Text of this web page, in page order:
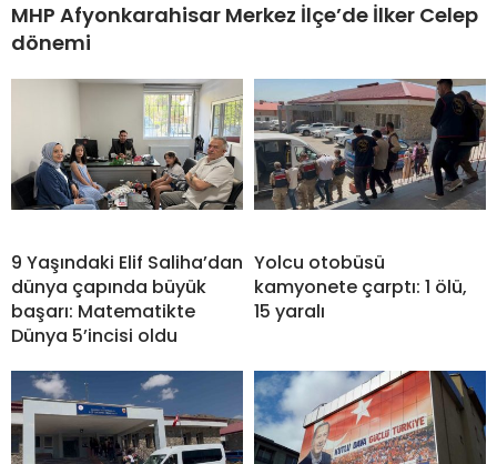
MHP Afyonkarahisar Merkez İlçe’de İlker Celep
dönemi
9 Yaşındaki Elif Saliha’dan
dünya çapında büyük
başarı: Matematikte
Dünya 5’incisi oldu
Yolcu otobüsü
kamyonete çarptı: 1 ölü,
15 yaralı